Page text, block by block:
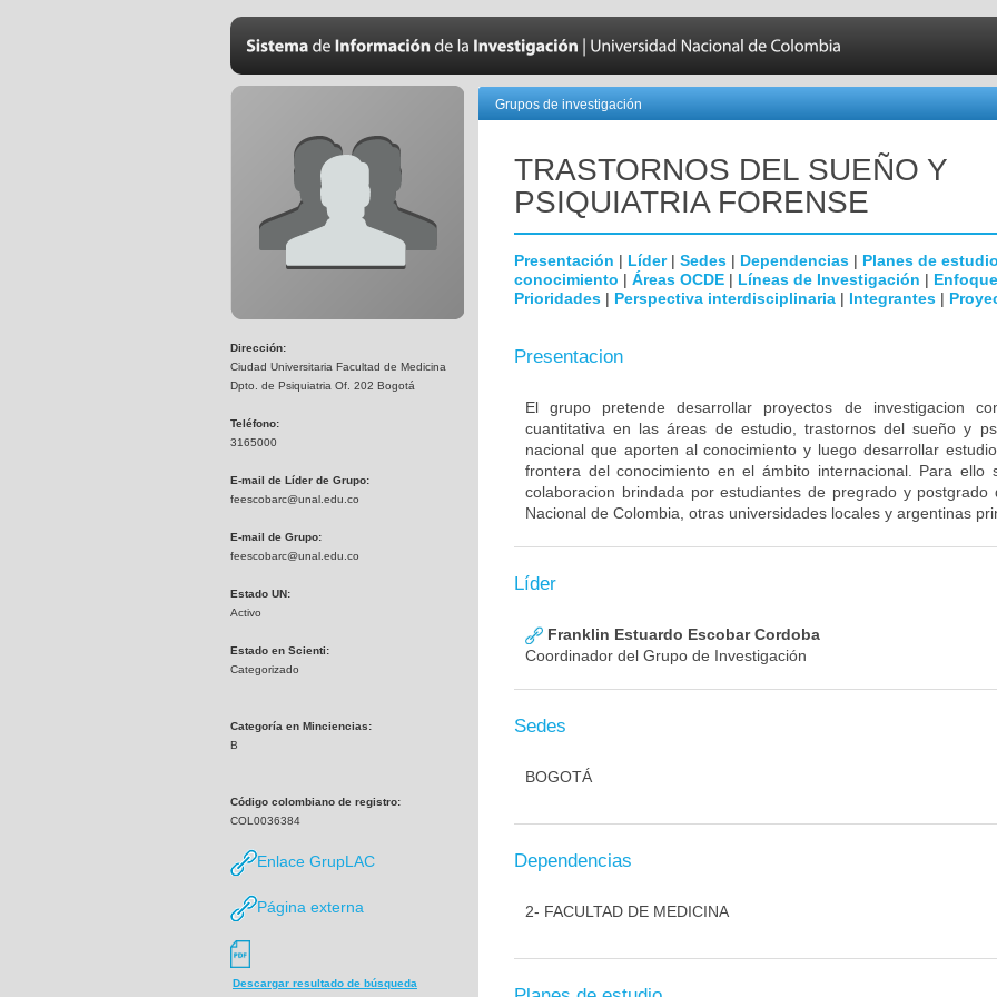
Dirección:
Ciudad Universitaria Facultad de Medicina
Dpto. de Psiquiatria Of. 202 Bogotá
Teléfono:
3165000
E-mail de Líder de Grupo:
feescobarc@unal.edu.co
E-mail de Grupo:
feescobarc@unal.edu.co
Estado UN:
Activo
Estado en Scienti:
Categorizado
Categoría en Minciencias:
B
Código colombiano de registro:
COL0036384
Enlace GrupLAC
Página externa
Descargar resultado de búsqueda
Grupos de investigación
TRASTORNOS DEL SUEÑO Y
PSIQUIATRIA FORENSE
Presentación | Líder| Sedes | Dependencias | Planes de estudio
conocimiento | Áreas OCDE | Líneas de Investigación |
Prioridades | Perspectiva interdisciplinaria | Integrantes |
Presentacion
El grupo pretende desarrollar proyectos de investigacion
cuantitativa en las áreas de estudio, trastornos del sueño y
nacional que aporten al conocimiento y luego desarrollar
frontera del conocimiento en el ámbito internacional. Para ello
colaboracion brindada por estudiantes de pregrado y postgrado
Nacional de Colombia, otras universidades locales y argentinas
Líder
Franklin Estuardo Escobar Cordoba
Coordinador del Grupo de Investigación
Sedes
BOGOTÁ
Dependencias
2- FACULTAD DE MEDICINA